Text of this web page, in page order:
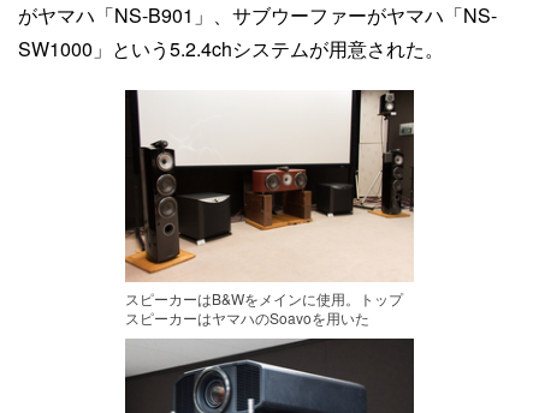
がヤマハ「NS-B901」、サブウーファーがヤマハ「NS-
SW1000」という5.2.4chシステムが用意された。
スピーカーはB&Wをメインに使用。トップ
スピーカーはヤマハのSoavoを用いた